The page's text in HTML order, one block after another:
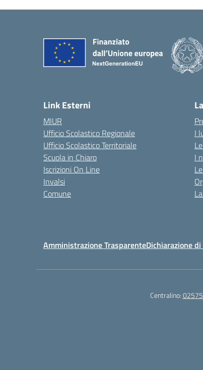
Link Esterni
MIUR
Ufficio Scolastico Regionale
Ufficio Scolastico Territoriale
Scuola in Chiaro
Iscrizioni On Line
Invalsi
Comune
I
I
Amministrazione TrasparenteDichiarazione
Centralino: